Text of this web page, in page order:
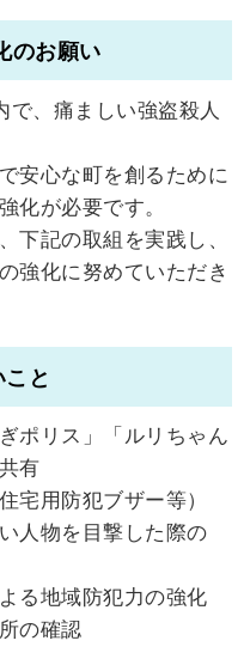
のお願い
で、痛ましい強盗殺人
安心な町を創るために
化が必要です。
下記の取組を実践し、
強化に努めていただき
と
ポリス」「ルリちゃん
有
宅用防犯ブザー等）
人物を目撃した際の
る地域防犯力の強化
の確認